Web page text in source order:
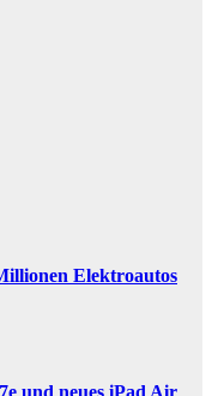
Elektroautos
und neues iPad Air